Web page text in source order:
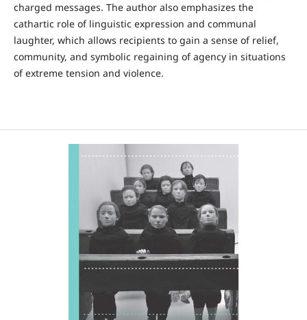
charged messages. The author also emphasizes the
cathartic role of linguistic expression and communal
laughter, which allows recipients to gain a sense of relief,
community, and symbolic regaining of agency in situations
of extreme tension and violence.